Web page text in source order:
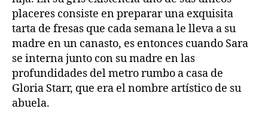
placeres consiste en preparar una exquisita
tarta de fresas que cada semana le lleva a su
madre en un canasto, es entonces cuando Sara
se interna junto con su madre en las
profundidades del metro rumbo a casa de
Gloria Starr, que era el nombre artístico de su
abuela.